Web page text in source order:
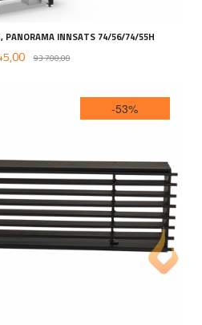
PANORAMA INNSATS 74/56/74/55H
93 700,00Rabatt
-53%